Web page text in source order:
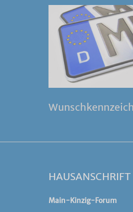
HAUSANSCHRIFT
Main-Kinzig-Forum